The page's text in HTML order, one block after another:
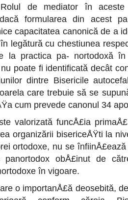
de mediator în
formularea din acest
capacitatea canonică de a
legătură cu chestiunea
la practica pa- nortodoxă
poate fi identificată decât
dintre Bisericile
care tre­buie să se
cum prevede canonul 34
valorizată funcÅ£ia
organizării bisericeÅŸti la
orto­doxe, nu se
obÅ£inut de
în vigoare.
o importanÅ£ă de­osebită,